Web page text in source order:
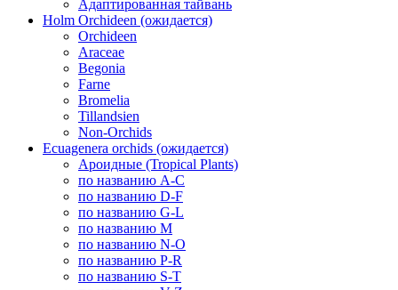
Адаптированная тайвань
Holm Orchideen (ожидается)
Orchideen
Araceae
Begonia
Farne
Bromelia
Tillandsien
Non-Orchids
Ecuagenera orchids (ожидается)
Ароидные (Tropical Plants)
по названию A-C
по названию D-F
по названию G-L
по названию M
по названию N-O
по названию P-R
по названию S-T